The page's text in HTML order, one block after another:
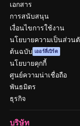
เอกสาร
การสนับสนุน
เงื่อนไขการใช้งาน
นโยบายความเป็นส่วน
ต้นฉบับ เออร์ลี่เบิร์ด
นโยบายคุกกี้
ศูนย์ความน่าเชื่อถือ
พันธมิตร
ธุรกิจ
บริษัท